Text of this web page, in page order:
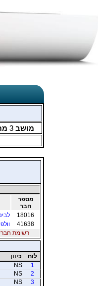
מושב3
מספר
חבר
18016
41638
רשימת חברי
לוח כיוון
1
NS
2
NS
3
NS